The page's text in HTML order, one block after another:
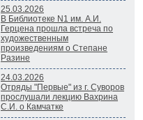
25.03.2026
В Библиотеке N1 им. А.И.
Герцена прошла встреча по
художественным
произведениям о Степане
Разине
24.03.2026
Отряды "Первые" из г. Суворов
прослушали лекцию Вахрина
С.И. о Камчатке